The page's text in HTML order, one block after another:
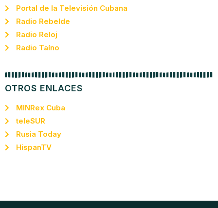
Portal de la Televisión Cubana
Radio Rebelde
Radio Reloj
Radio Taíno
OTROS ENLACES
MINRex Cuba
teleSUR
Rusia Today
HispanTV